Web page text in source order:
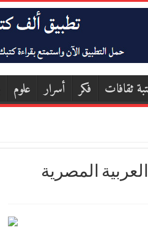
ثقافات فكر أسرار علوم
المصرية